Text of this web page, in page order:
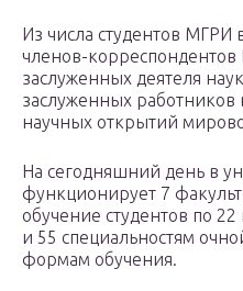
Из числа студентов
членов-корреспондентов
заслуженных деятеля
заслуженных
научных открытий
На сегодняшний день в
функционирует 7
обучение студентов по
и 55 специальностям
формам обучения.